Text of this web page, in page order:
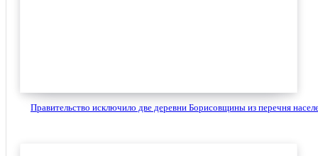
Правительство исключило две деревни Борисовщины из перечня